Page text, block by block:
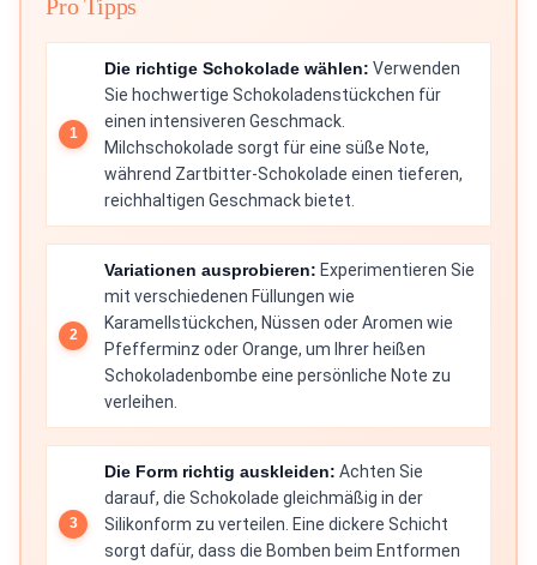
Pro Tipps
Die richtige Schokolade wählen: Verwenden
Sie hochwertige Schokoladenstückchen für
einen intensiveren Geschmack.
Milchschokolade sorgt für eine süße Note,
während Zartbitter-Schokolade einen tieferen,
reichhaltigen Geschmack bietet.
Variationen ausprobieren: Experimentieren Sie
mit verschiedenen Füllungen wie
Karamellstückchen, Nüssen oder Aromen wie
Pfefferminz oder Orange, um Ihrer heißen
Schokoladenbombe eine persönliche Note zu
verleihen.
Die Form richtig auskleiden: Achten Sie
darauf, die Schokolade gleichmäßig in der
Silikonform zu verteilen. Eine dickere Schicht
sorgt dafür, dass die Bomben beim Entformen